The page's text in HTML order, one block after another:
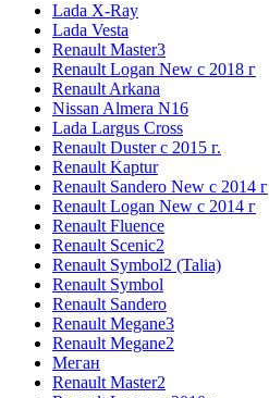
Lada X-Ray
Lada Vesta
Renault Master3
Renault Logan New с 2018 г
Renault Arkana
Nissan Almera N16
Lada Largus Cross
Renault Duster с 2015 г.
Renault Kaptur
Renault Sandero New с 2014 г
Renault Logan New с 2014 г
Renault Fluence
Renault Scenic2
Renault Symbol2 (Talia)
Renault Symbol
Renault Sandero
Renault Megane3
Renault Megane2
Меган
Renault Master2